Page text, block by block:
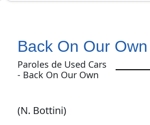
Back On Our Own
Paroles de Used Cars
- Back On Our Own
(N. Bottini)